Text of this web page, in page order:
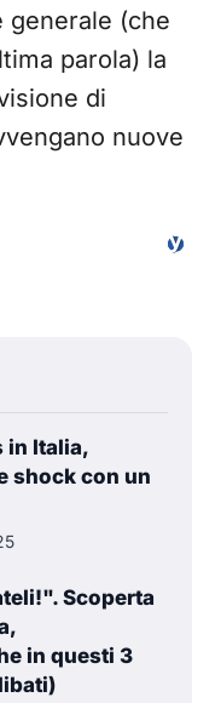
generale (che
parola) la
di
nuove
in Italia,
shock con un
Scoperta
in questi 3